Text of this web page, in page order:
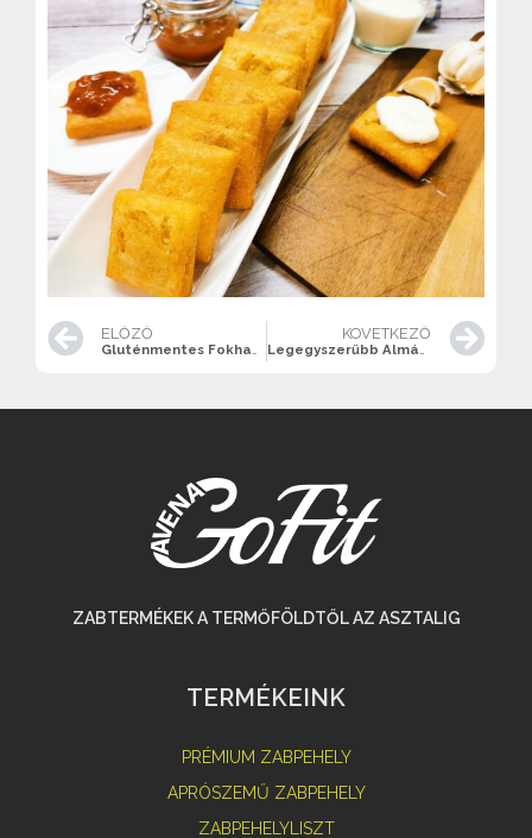
ELŐZŐ KÖVETKEZŐ
ZABTERMÉKEK A TERMŐFÖLDTŐL AZ ASZTALIG
TERMÉKEINK
PRÉMIUM ZABPEHELY
APRÓSZEMŰ ZABPEHELY
ZABPEHELYLISZT